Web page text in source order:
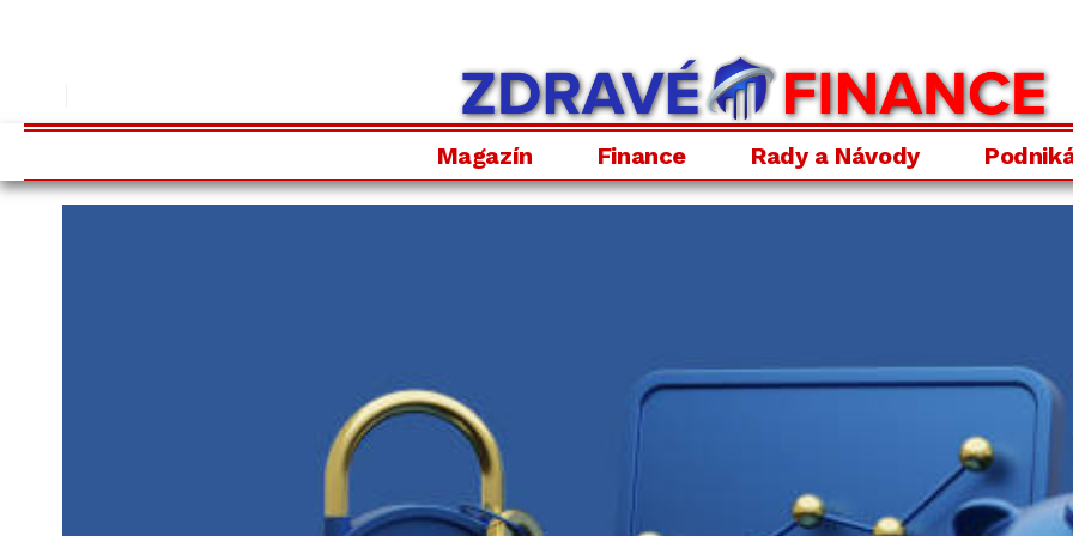
Magazín Finance Rady a Návody